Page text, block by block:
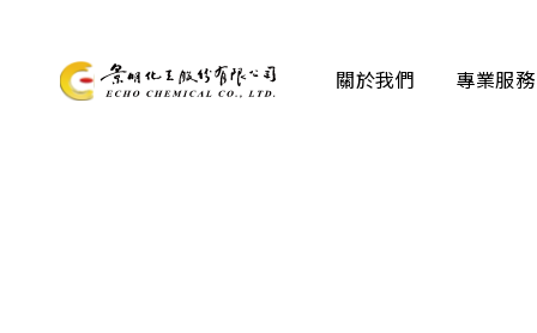
關於我們 專業服務